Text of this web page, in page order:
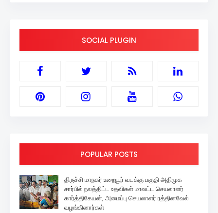
SOCIAL PLUGIN
POPULAR POSTS
திருச்சி மாநகர் உறையூர் வடக்கு பகுதி அதிமுக
சார்பில் நலத்திட்ட உதவிகள் மாவட்ட செயலாளர்
கார்த்திகேயன், அமைப்பு செயலாளர் ரத்தினவேல்
வழங்கினார்கள்